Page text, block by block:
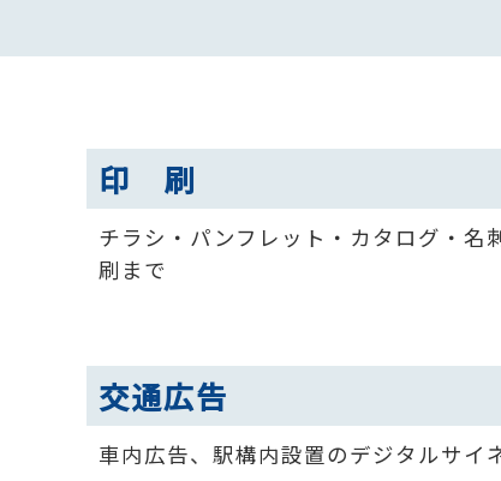
印 刷
チラシ・パンフレット・カタログ・名
刷まで
交通広告
車内広告、駅構内設置のデジタルサイ